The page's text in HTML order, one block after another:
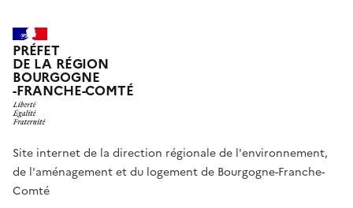
PRÉFET
DE LA RÉGION
BOURGOGNE
-FRANCHE-COMTÉ
Site internet de la direction régionale de l'environnement,
de l'aménagement et du logement de Bourgogne-Franche-
Comté